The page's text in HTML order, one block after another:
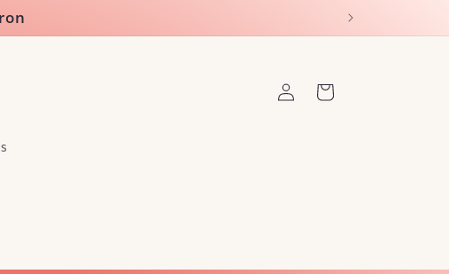
ConnexionPanier